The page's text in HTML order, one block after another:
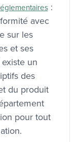
:
avec
sur les
et ses
un
des
du produit
pour tout